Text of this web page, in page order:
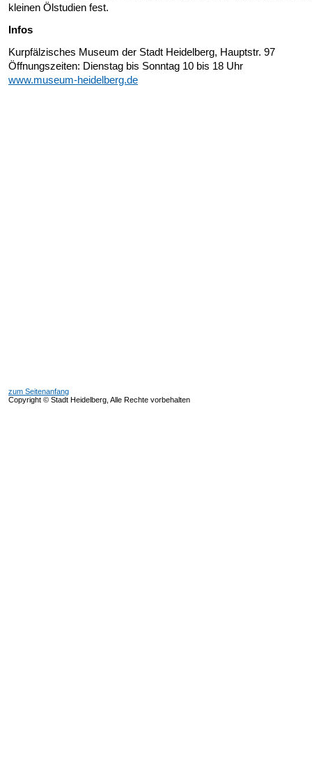
kleinen Ölstudien fest.
Infos
Kurpfälzisches Museum der Stadt Heidelberg, Hauptstr. 97
Öffnungszeiten: Dienstag bis Sonntag 10 bis 18 Uhr
www.museum-heidelberg.de
zum Seitenanfang
Copyright © Stadt Heidelberg, Alle Rechte vorbehalten